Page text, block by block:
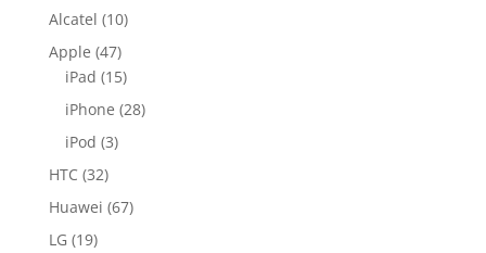
Alcatel (10)
Apple (47)
iPad (15)
iPhone (28)
iPod (3)
HTC (32)
Huawei (67)
LG (19)